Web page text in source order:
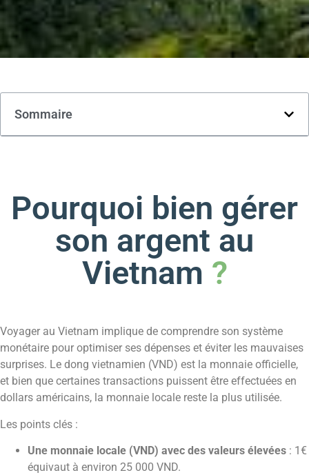
Sommaire
Pourquoi bien gérer
son argent au
Vietnam ?
Voyager au Vietnam implique de comprendre son système
monétaire pour optimiser ses dépenses et éviter les mauvaises
surprises. Le dong vietnamien (VND) est la monnaie officielle,
et bien que certaines transactions puissent être effectuées en
dollars américains, la monnaie locale reste la plus utilisée.
Les points clés :
Une monnaie locale (VND) avec des valeurs élevées : 1€
équivaut à environ 25 000 VND.